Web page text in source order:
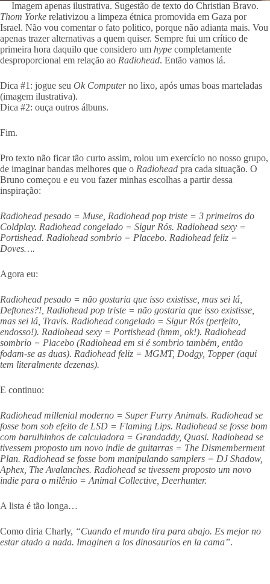
Imagem apenas ilustrativa. Sugestão de texto do Christian Bravo.
Thom Yorke relativizou a limpeza étnica promovida em Gaza por
Israel. Não vou comentar o fato politico, porque não adianta mais. Vou
apenas trazer alternativas a quem quiser. Sempre fui um crítico de
primeira hora daquilo que considero um hype completamente
desproporcional em relação ao Radiohead. Então vamos lá.
Dica #1: jogue seu Ok Computerno lixo, após umas boas marteladas
(imagem ilustrativa).
Dica #2: ouça outros álbuns.
Fim.
Pro texto não ficar tão curto assim, rolou um exercício no nosso grupo,
de imaginar bandas melhores que o Radiohead pra cada situação. O
Bruno começou e eu vou fazer minhas escolhas a partir dessa
inspiração:
Radiohead pesado = Muse, Radiohead pop triste = 3 primeiros do
Coldplay. Radiohead congelado = Sigur Rós. Radiohead sexy =
Portishead. Radiohead sombrio = Placebo. Radiohead feliz =
Doves….
Agora eu:
Radiohead pesado = não gostaria que isso existisse, mas sei lá,
Deftones?!, Radiohead pop triste = não gostaria que isso existisse,
mas sei lá, Travis. Radiohead congelado = Sigur Rós (perfeito,
endosso!). Radiohead sexy = Portishead (hmm, ok!). Radiohead
sombrio = Placebo (Radiohead em si é sombrio também, então
fodam-se as duas). Radiohead feliz = MGMT, Dodgy, Topper (aqui
tem literalmente dezenas).
E continuo:
Radiohead millenial moderno = Super Furry Animals. Radiohead se
fosse bom sob efeito de LSD = Flaming Lips. Radiohead se fosse bom
com barulhinhos de calculadora = Grandaddy, Quasi. Radiohead se
tivessem proposto um novo indie de guitarras = The Dismemberment
Plan. Radiohead se fosse bom manipulando samplers = DJ Shadow,
Aphex, The Avalanches. Radiohead se tivessem proposto um novo
indie para o milênio = Animal Collective, Deerhunter.
A lista é tão longa…
Como diria Charly, “Cuando el mundo tira para abajo. Es mejor no
estar atado a nada. Imaginen a los dinosaurios en la cama”.